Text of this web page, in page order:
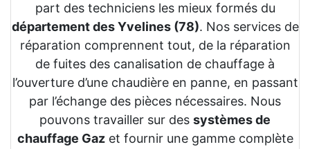
part des techniciens les mieux formés du
département des Yvelines (78). Nos services de
réparation comprennent tout, de la réparation
de fuites des canalisation de chauffage à
l’ouverture d’une chaudière en panne, en passant
par l’échange des pièces nécessaires. Nous
pouvons travailler sur des systèmes de
chauffage Gazet fournir une gamme complète